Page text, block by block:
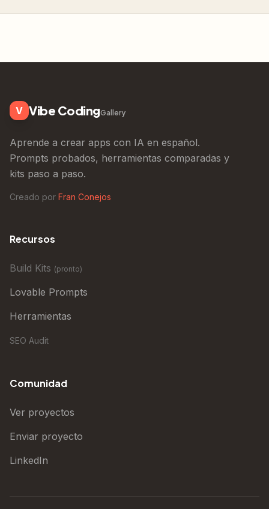
V Vibe CodingGallery
Aprende a crear apps con IA en español.
Prompts probados, herramientas comparadas y
kits paso a paso.
Creado por Fran Conejos
Recursos
Build Kits (pronto)
Lovable Prompts
Herramientas
SEO Audit
Comunidad
Ver proyectos
Enviar proyecto
LinkedIn